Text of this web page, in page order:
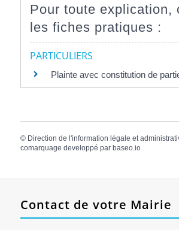
Pour toute explication,
les fiches pratiques :
PARTICULIERS
Plainte avec constitution de
© Direction de l'information légale et
comarquage developpé par baseo.io
Contact de votre Mairie